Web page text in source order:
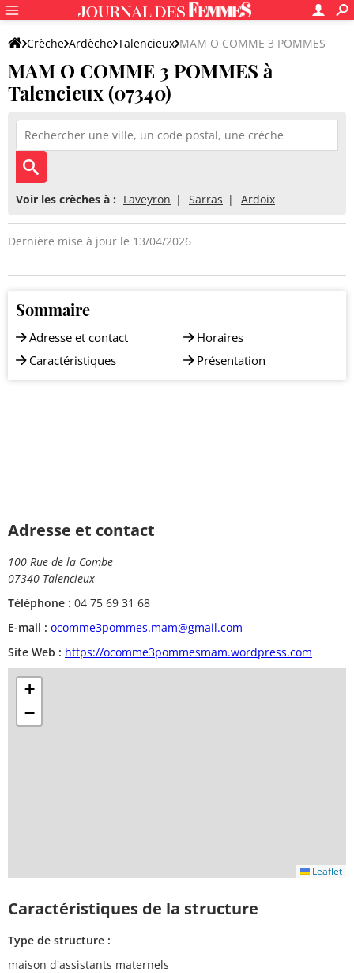
Crèche Ardèche Talencieux MAM O COMME 3 POMMES
MAM O COMME 3 POMMES à
Talencieux (07340)
Voir les crèches à : Laveyron Sarras Ardoix
Dernière mise à jour le 13/04/2026
Sommaire
Adresse et contact
Caractéristiques
Horaires
Présentation
Adresse et contact
100 Rue de la Combe
07340 Talencieux
Téléphone : 04 75 69 31 68
E-mail : ocomme3pommes.mam@gmail.com
Site Web : https://ocomme3pommesmam.wordpress.com
+
−
Leaflet
Caractéristiques de la structure
Type de structure :
maison d'assistants maternels